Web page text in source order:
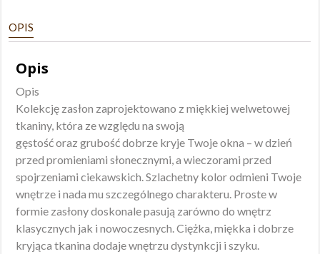
OPIS
Opis
Opis
Kolekcję zasłon zaprojektowano z miękkiej welwetowej
tkaniny, która ze względu na swoją
gęstość oraz grubość dobrze kryje Twoje okna – w dzień
przed promieniami słonecznymi, a wieczorami przed
spojrzeniami ciekawskich. Szlachetny kolor odmieni Twoje
wnętrze i nada mu szczególnego charakteru. Proste w
formie zasłony doskonale pasują zarówno do wnętrz
klasycznych jak i nowoczesnych. Ciężka, miękka i dobrze
kryjąca tkanina dodaje wnętrzu dystynkcji i szyku.